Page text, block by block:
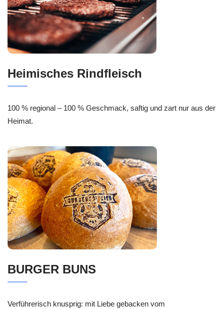
Heimisches Rindfleisch
100 % regional – 100 % Geschmack, saftig und zart nur aus der
Heimat.
BURGER BUNS
Verführerisch knusprig: mit Liebe gebacken vom